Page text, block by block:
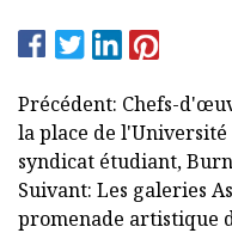
Précédent: Chefs-
la place de
syndicat étudiant,
Suivant: Les galeries
promenade artistique